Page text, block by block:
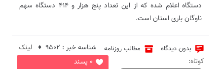
دستگاه اعلام شده که از این تعداد پنج هزار و ۴۱۴ دستگاه سهم
ناوگان باری استان است.
بدون دیدگاه مطالب روزنامه
0 پسند
شناسه خبر : 9502 ♦
لینک
کوتاه: